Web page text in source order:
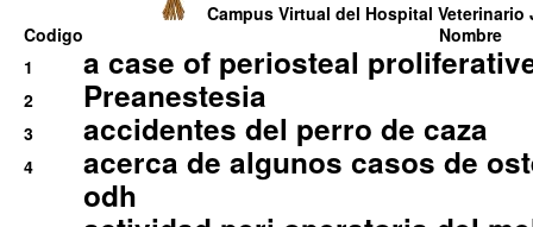
Campus Virtual del Hospital Veterinario
Codigo
Nombre
1
a case of periosteal
2 Preanestesia
3 accidentes del perro de caza
4
acerca de algunos casos de
odh